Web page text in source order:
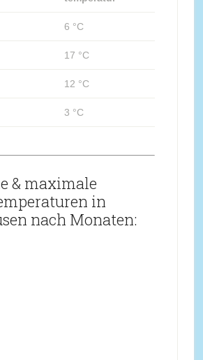
6 °C
17 °C
12 °C
3 °C
& maximale
in
nach Monaten: